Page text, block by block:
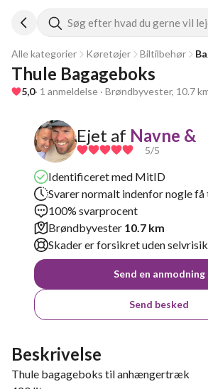
Søg efter hvad du gerne vil
Alle kategorier Køretøjer Biltilbehør
Thule Bagageboks
5,0· 1 anmeldelse · Brøndbyvester, 10.7
Ejet af Navne &
5/5
Identificeret med MitID
Svarer normalt indenfor nogle
100% svarprocent
Brøndbyvester 10.7 km
Skader er forsikret uden
Send en anmodning
Send besked
Beskrivelse
Thule bagageboks til anhængertræk